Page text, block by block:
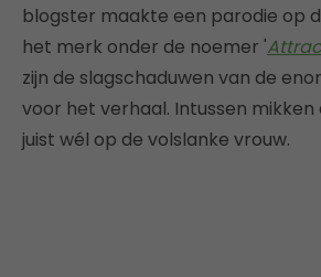
blogster maakte een parodie op
het merk onder de noemer '
zijn de slagschaduwen van de
voor het verhaal. Intussen
juist wél op de volslanke vrouw.